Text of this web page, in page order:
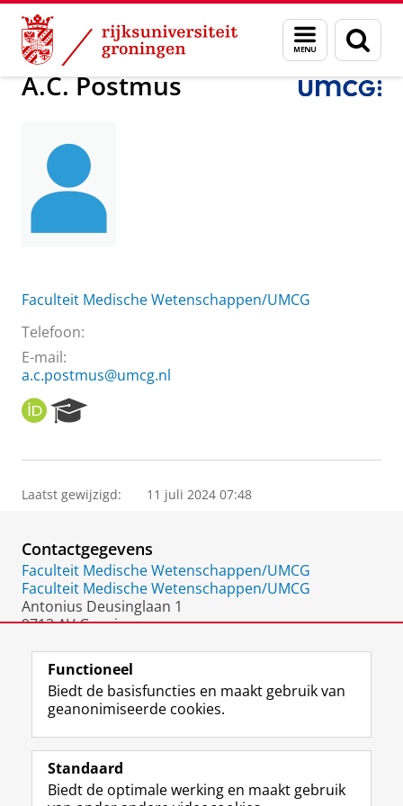
Skip
Content
Skip
Navigation
Menu
en
zoeken
Over ons A.C. Postmus
A.C. Postmus
Faculteit Medische Wetenschappen/UMCG
Telefoon:
E-mail:
a.c.postmus@umcg.nl
O
R
I
e
r
P
o
r
t
a
Laatst gewijzigd: 11 juli 2024 07:48
Contactgegevens
Faculteit Medische Wetenschappen/UMCG
Faculteit Medische Wetenschappen/UMCG
Antonius Deusinglaan 1
9713 AV Groningen
Volg de RUG
F
a
e
L
i
k
R
S
-
I
n
t
Y
o
T
Studiekiezers
Functioneel
Biedt de basisfuncties en maakt gebruik van
geanonimiseerde cookies.
Standaard
Biedt de optimale werking en maakt gebruik